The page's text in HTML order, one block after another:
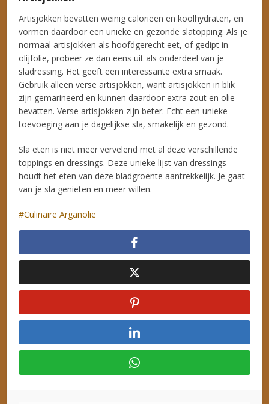
Artisjokken bevatten weinig calorieën en koolhydraten, en
vormen daardoor een unieke en gezonde slatopping. Als je
normaal artisjokken als hoofdgerecht eet, of gedipt in
olijfolie, probeer ze dan eens uit als onderdeel van je
sladressing. Het geeft een interessante extra smaak.
Gebruik alleen verse artisjokken, want artisjokken in blik
zijn gemarineerd en kunnen daardoor extra zout en olie
bevatten. Verse artisjokken zijn beter. Echt een unieke
toevoeging aan je dagelijkse sla, smakelijk en gezond.
Sla eten is niet meer vervelend met al deze verschillende
toppings en dressings. Deze unieke lijst van dressings
houdt het eten van deze bladgroente aantrekkelijk. Je gaat
van je sla genieten en meer willen.
Culinaire Arganolie